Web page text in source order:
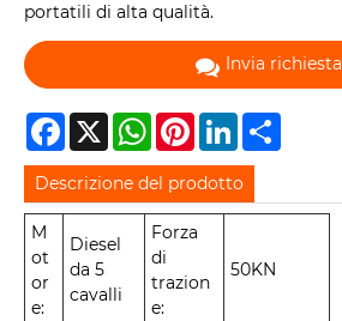
portatili di alta qualità.
Invia richiesta
Facebook
X WhatsAppPinterestLinkedIn
Descrizione del prodotto
M
ot
or
e:
Diesel
da 5
cavalli
Forza
di
trazion
e:
50KN